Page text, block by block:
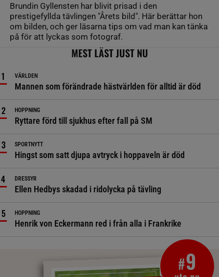
Brundin Gyllensten har blivit prisad i den
prestigefyllda tävlingen "Årets bild". Här berättar hon
om bilden, och ger läsarna tips om vad man kan tänka
på för att lyckas som fotograf.
MEST LÄST JUST NU
VÄRLDEN
Mannen som förändrade hästvärlden för alltid är död
HOPPNING
Ryttare förd till sjukhus efter fall på SM
SPORTNYTT
Hingst som satt djupa avtryck i hoppaveln är död
DRESSYR
Ellen Hedbys skadad i ridolycka på tävling
HOPPNING
Henrik von Eckermann red i från alla i Frankrike
#9